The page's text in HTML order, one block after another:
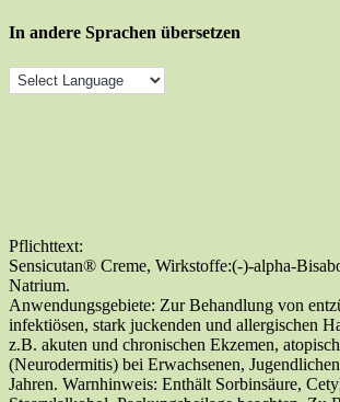
In andere Sprachen übersetzen
Pflichttext:
Sensicutan® Creme, Wirkstoffe:(-)-alpha-
Natrium.
Anwendungsgebiete: Zur Behandlung von
infektiösen, stark juckenden und allergischen
z.B. akuten und chronischen Ekzemen,
(Neurodermitis) bei Erwachsenen,
Jahren. Warnhinweis: Enthält Sorbinsäure,